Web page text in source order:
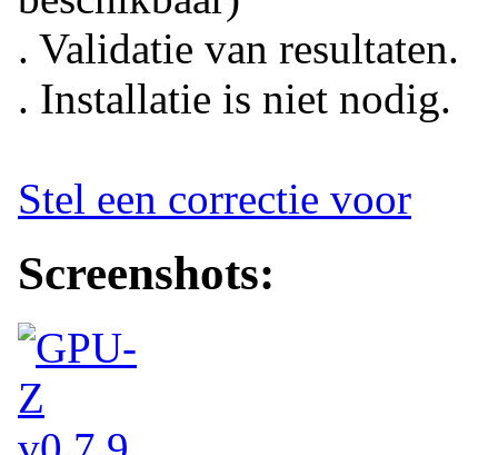
. Validatie van resultaten.
. Installatie is niet nodig.
Stel een correctie voor
Screenshots: